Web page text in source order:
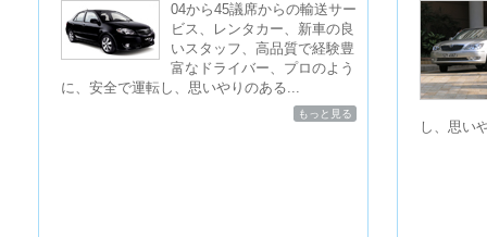
04から45議席からの輸送サー
ビス、レンタカー、新車の良
いスタッフ、高品質で経験豊
富なドライバー、プロのよう
に、安全で運転し、思いやりのある...
もっと見る
し、思い